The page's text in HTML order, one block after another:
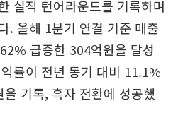
실적 턴어라운드를 기록하며
. 올해 1분기 연결 기준 매출
급증한 304억원을 달성
률이 전년 동기 대비 11.1%
기록, 흑자 전환에 성공했